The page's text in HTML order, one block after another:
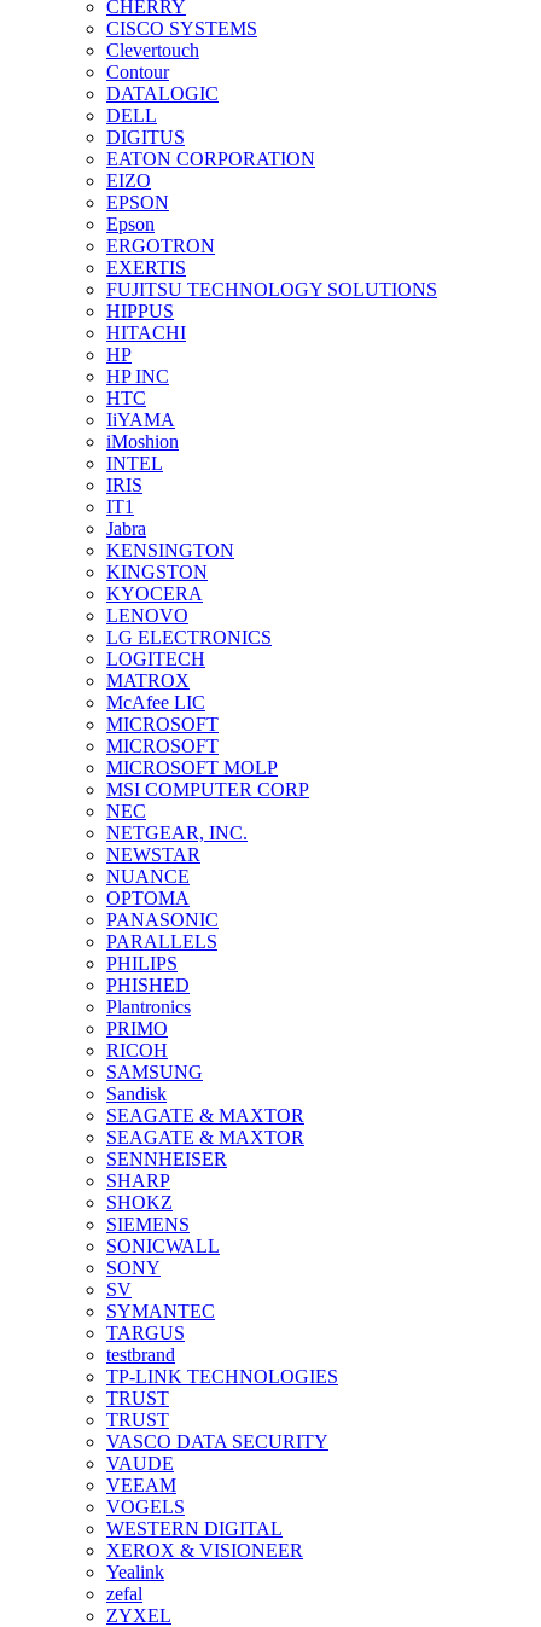
CHERRY
CISCO SYSTEMS
Clevertouch
Contour
DATALOGIC
DELL
DIGITUS
EATON CORPORATION
EIZO
EPSON
Epson
ERGOTRON
EXERTIS
FUJITSU TECHNOLOGY SOLUTIONS
HIPPUS
HITACHI
HP
HP INC
HTC
IiYAMA
iMoshion
INTEL
IRIS
IT1
Jabra
KENSINGTON
KINGSTON
KYOCERA
LENOVO
LG ELECTRONICS
LOGITECH
MATROX
McAfee LIC
MICROSOFT
MICROSOFT
MICROSOFT MOLP
MSI COMPUTER CORP
NEC
NETGEAR, INC.
NEWSTAR
NUANCE
OPTOMA
PANASONIC
PARALLELS
PHILIPS
PHISHED
Plantronics
PRIMO
RICOH
SAMSUNG
Sandisk
SEAGATE & MAXTOR
SEAGATE & MAXTOR
SENNHEISER
SHARP
SHOKZ
SIEMENS
SONICWALL
SONY
SV
SYMANTEC
TARGUS
testbrand
TP-LINK TECHNOLOGIES
TRUST
TRUST
VASCO DATA SECURITY
VAUDE
VEEAM
VOGELS
WESTERN DIGITAL
XEROX & VISIONEER
Yealink
zefal
ZYXEL